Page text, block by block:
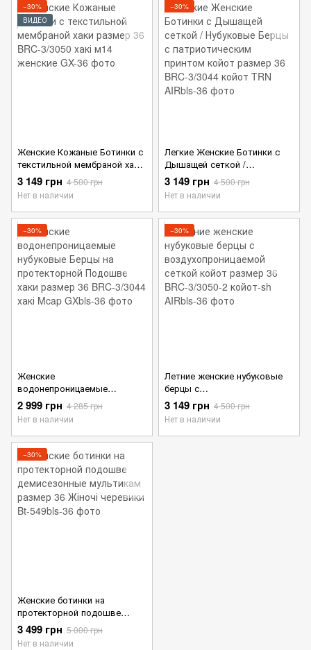
−30%
ВИДЕО
Женские Кожаные Ботинки с
текстильной мембраной хаки
размер 36
3 149 грн 4 500 грн
Нет в наличии
−30%
Легкие Женские Ботинки с
Дышащей сеткой /
Нубуковые Берцы с
патриотическим принтом
койот размер 36
3 149 грн 4 500 грн
Нет в наличии
−30%
Женские
водонепроницаемые
нубуковые Берцы на
протекторной Подошве хаки
размер 36
2 999 грн 4 285 грн
Нет в наличии
−30%
Летние женские нубуковые
берцы с
воздухопроницаемой сеткой
койот размер 36
3 149 грн 4 500 грн
Нет в наличии
−30%
Женские ботинки на
протекторной подошве
демисезонные мультикам
размер 36
3 499 грн 5 000 грн
Нет в наличии